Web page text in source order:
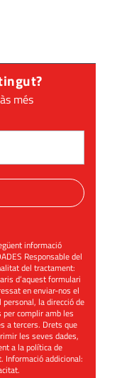
més
informació
Responsable del
del tractament:
d’aquest formulari
en enviar-nos el
la direcció de
per complir amb les
a tercers. Drets que
les seves dades,
a la política de
. Informació addicional:
.